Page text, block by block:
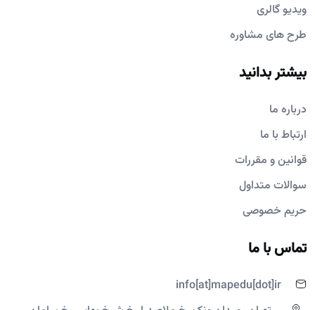
ویدیو گالری
طرح های مشاوره
بیشتر بدانید
درباره ما
ارتباط با ما
قوانین و مقررات
سوالات متداول
حریم خصوصی
تماس با ما
info[at]mapedu[dot]ir